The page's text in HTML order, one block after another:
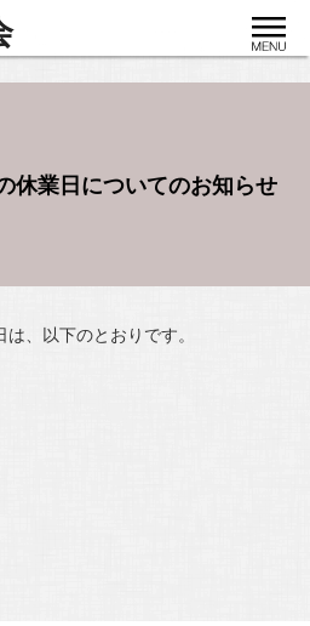
toggle
休業日についてのお知らせ
、以下のとおりです。